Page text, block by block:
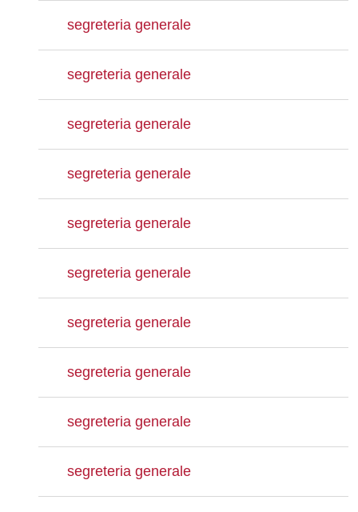
segreteria generale
segreteria generale
segreteria generale
segreteria generale
segreteria generale
segreteria generale
segreteria generale
segreteria generale
segreteria generale
segreteria generale